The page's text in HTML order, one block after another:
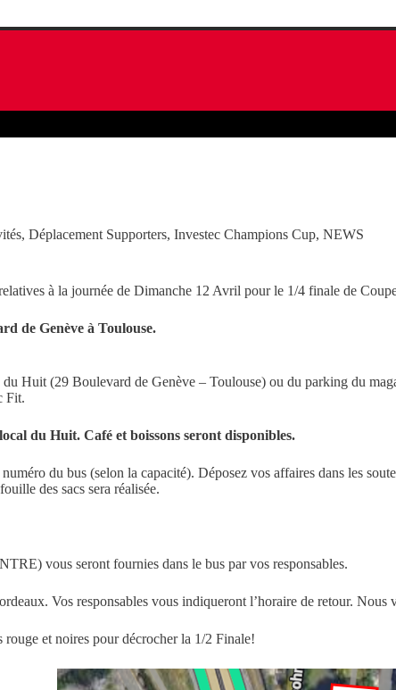
, Déplacement Supporters, Investec Champions Cup, NEWS
à la journée de Dimanche 12 Avril pour le 1/4 finale de
de Genève à Toulouse.
Huit (29 Boulevard de Genève – Toulouse) ou du parking du
Fit.
du Huit. Café et boissons seront disponibles.
du bus (selon la capacité). Déposez vos affaires dans les
des sacs sera réalisée.
vous seront fournies dans le bus par vos responsables.
Vos responsables vous indiqueront l’horaire de retour. Nous
et noires pour décrocher la 1/2 Finale!